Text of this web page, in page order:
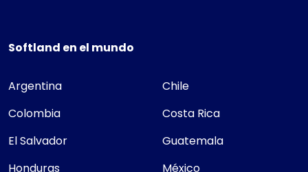
Softland en el mundo
Argentina
Chile
Colombia
Costa Rica
El Salvador
Guatemala
Honduras
México